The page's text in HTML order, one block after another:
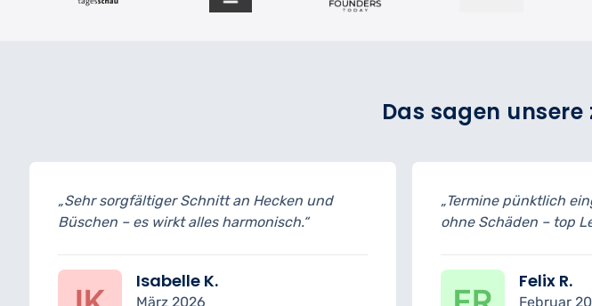
Das sagen
und
„Termine pünktlich eingehalten, Rückschnitt
ohne Schäden – top Leistung.“